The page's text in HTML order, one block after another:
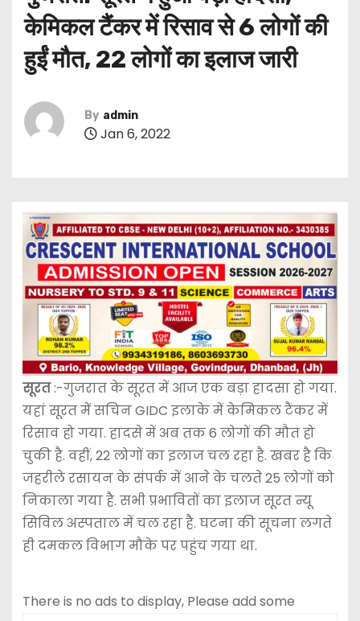
केमिकल टैंकर में रिसाव से 6 लोगों की
हुईं मौत, 22 लोगों का इलाज जारी
By admin
Jan 6, 2022
सूरत:-गुजरात के सूरत में आज एक बड़ा हादसा हो गया.
यहां सूरत में सचिन GIDC इलाके में केमिकल टैंकर में
रिसाव हो गया. हादसे में अब तक 6 लोगों की मौत हो
चुकी है. वहीं, 22 लोगों का इलाज चल रहा है. खबर है कि
जहरीले रसायन के संपर्क में आने के चलते 25 लोगों को
निकाला गया है. सभी प्रभावितों का इलाज सूरत न्यू
सिविल अस्पताल में चल रहा है. घटना की सूचना लगते
ही दमकल विभाग मौके पर पहुंच गया था.
There is no ads to display, Please add some